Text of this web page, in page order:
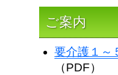
ご案内
要介護１～
（PDF）